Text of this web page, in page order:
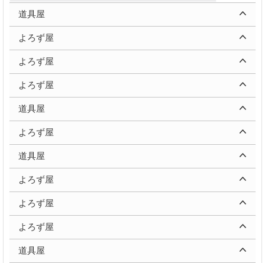
道具屋
よろず屋
よろず屋
よろず屋
道具屋
よろず屋
道具屋
よろず屋
よろず屋
よろず屋
道具屋